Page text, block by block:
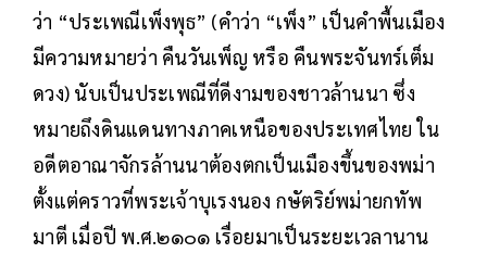
ว่า “ประเพณีเพ็งพุธ” (คำว่า “เพ็ง” เป็นคำพื้นเมือง
มีความหมายว่า คืนวันเพ็ญ หรือ คืนพระจันทร์เต็ม
ดวง) นับเป็นประเพณีที่ดีงามของชาวล้านนา ซึ่ง
หมายถึงดินแดนทางภาคเหนือของประเทศไทย ใน
อดีตอาณาจักรล้านนาต้องตกเป็นเมืองขึ้นของพม่า
ตั้งแต่คราวที่พระเจ้าบุเรงนอง กษัตริย์พม่ายกทัพ
มาตี เมื่อปี พ.ศ.๒๑๐๑ เรื่อยมาเป็นระยะเวลานาน